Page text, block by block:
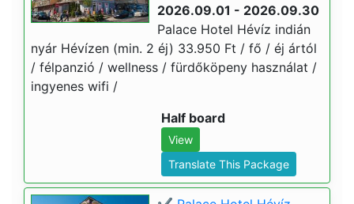
2026.09.01 - 2026.09.30
Palace Hotel Hévíz indián
nyár Hévízen (min. 2 éj) 33.950 Ft / fő / éj ártól
/ félpanzió / wellness / fürdőköpeny használat /
ingyenes wifi /
Half board
View
Translate This Package